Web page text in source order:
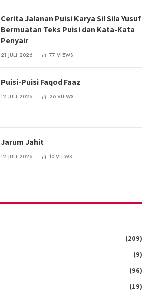
Cerita Jalanan Puisi Karya Sil Sila Yusuf
Bermuatan Teks Puisi dan Kata-Kata
Penyair
21 JULI 2026 77VIEWS
Puisi-Puisi Faqod Faaz
12 JULI 2026 26VIEWS
Jarum Jahit
12 JULI 2026 10VIEWS
(209)
(9)
(96)
(19)